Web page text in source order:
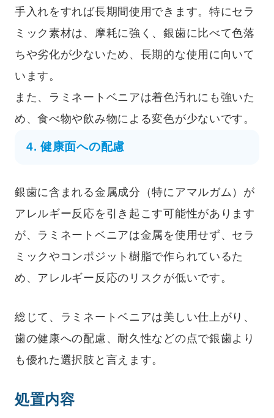
手入れをすれば長期間使用できます。特にセラ
ミック素材は、摩耗に強く、銀歯に比べて色落
ちや劣化が少ないため、長期的な使用に向いて
います。
また、ラミネートベニアは着色汚れにも強いた
め、食べ物や飲み物による変色が少ないです。
4. 健康面への配慮
銀歯に含まれる金属成分（特にアマルガム）が
アレルギー反応を引き起こす可能性があります
が、ラミネートベニアは金属を使用せず、セラ
ミックやコンポジット樹脂で作られているた
め、アレルギー反応のリスクが低いです。
総じて、ラミネートベニアは美しい仕上がり、
歯の健康への配慮、耐久性などの点で銀歯より
も優れた選択肢と言えます。
処置内容